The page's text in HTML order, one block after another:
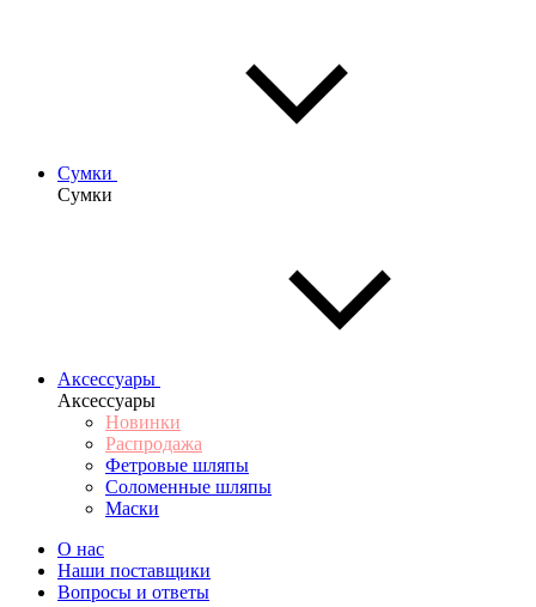
Сумки
Сумки
Аксессуары
Аксессуары
Новинки
Распродажа
Фетровые шляпы
Соломенные шляпы
Маски
О нас
Наши поставщики
Вопросы и ответы